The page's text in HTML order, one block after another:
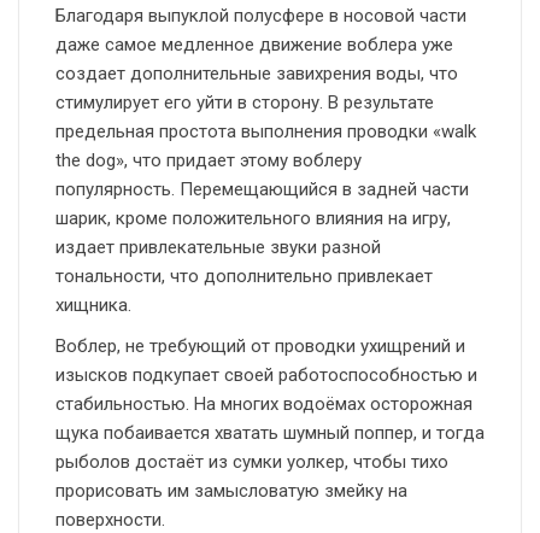
Благодаря выпуклой полусфере в носовой части
даже самое медленное движение воблера уже
создает дополнительные завихрения воды, что
стимулирует его уйти в сторону. В результате
предельная простота выполнения проводки «walk
the dog», что придает этому воблеру
популярность. Перемещающийся в задней части
шарик, кроме положительного влияния на игру,
издает привлекательные звуки разной
тональности, что дополнительно привлекает
хищника.
Воблер, не требующий от проводки ухищрений и
изысков подкупает своей работоспособностью и
стабильностью. На многих водоёмах осторожная
щука побаивается хватать шумный поппер, и тогда
рыболов достаёт из сумки уолкер, чтобы тихо
прорисовать им замысловатую змейку на
поверхности.